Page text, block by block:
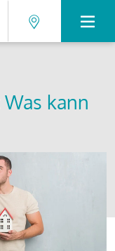
Was kann